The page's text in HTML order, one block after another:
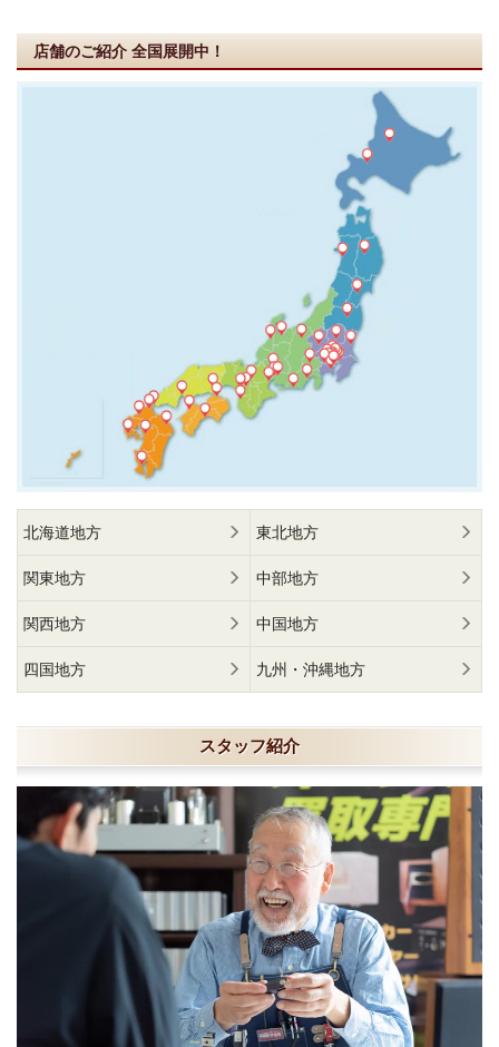
店舗のご紹介 全国展開中！
北海道地方 東北地方
関東地方 中部地方
関西地方 中国地方
四国地方 九州・沖縄地方
スタッフ紹介